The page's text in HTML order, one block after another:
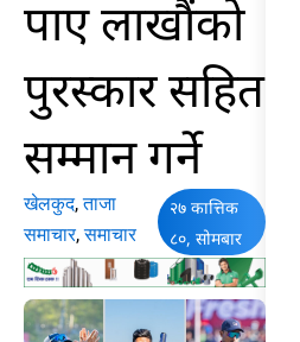
पाए लाखौंको
पुरस्कार सहित
सम्मान गर्ने
खेलकुद,ताजा
समाचार,समाचार
२७ कात्तिक
८०, सोमबार